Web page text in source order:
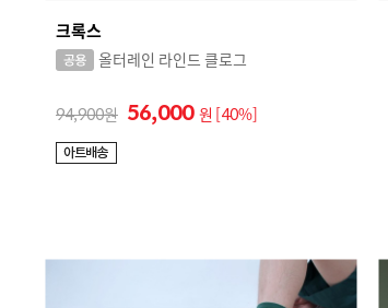
크록스
올터레인 라인드 클로그
94,900 56,000 원 [40%]